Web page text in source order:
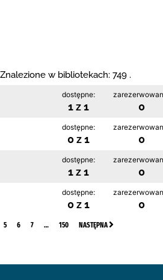
Znalezione w bibliotekach: 749 .
dostępne:
1 z 1 0
dostępne:
0 z 1 0
dostępne:
1 z 1 0
dostępne:
0 z 1 0
5 6 7 … 150 NASTĘPNA